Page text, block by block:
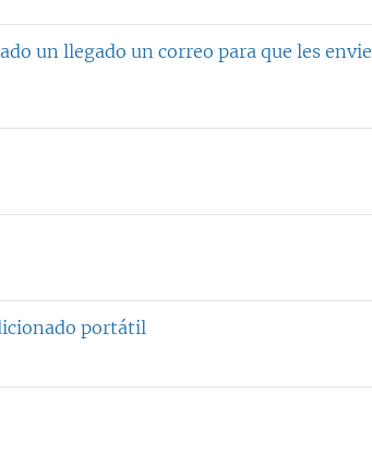
un llegado un correo para que les envie
portátil